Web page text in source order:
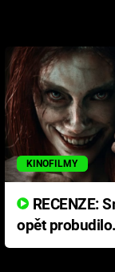
KINOFILMY
opět
přichází s